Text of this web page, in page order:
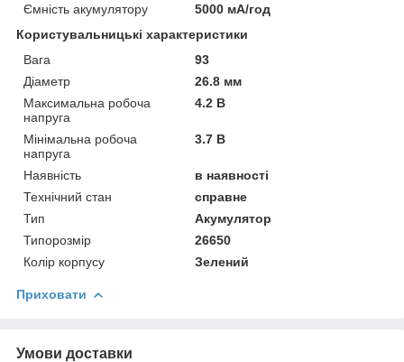
Ємність акумулятору
5000 мА/год
Користувальницькі характеристики
Вага
93
Діаметр
26.8 мм
Максимальна робоча
напруга
4.2 В
Мінімальна робоча
напруга
3.7 В
Наявність
в наявності
Технічний стан
справне
Тип
Акумулятор
Типорозмір
26650
Колір корпусу
Зелений
Приховати
Умови доставки